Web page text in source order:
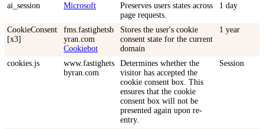
ai_session Microsoft
Preserves users states across
page requests.
1 day
CookieConsent
[x3]
fms.fastighetsb
yran.com
Cookiebot
Stores the user's cookie
consent state for the current
domain
1 year
cookies.js
www.fastighets
byran.com
Determines whether the
visitor has accepted the
cookie consent box. This
ensures that the cookie
consent box will not be
presented again upon re-
entry.
Session